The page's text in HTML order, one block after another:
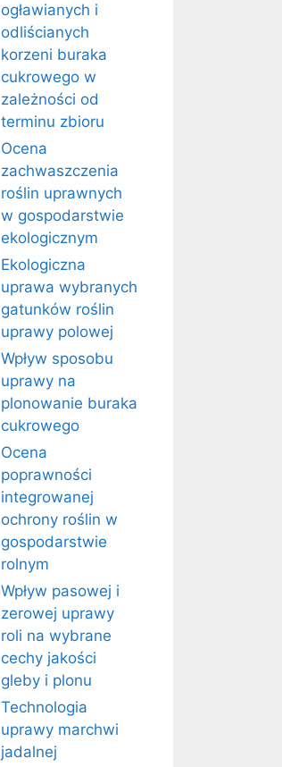
ogławianych i
odliścianych
korzeni buraka
cukrowego w
zależności od
terminu zbioru
Ocena
zachwaszczenia
roślin uprawnych
w gospodarstwie
ekologicznym
Ekologiczna
uprawa wybranych
gatunków roślin
uprawy polowej
Wpływ sposobu
uprawy na
plonowanie buraka
cukrowego
Ocena
poprawności
integrowanej
ochrony roślin w
gospodarstwie
rolnym
Wpływ pasowej i
zerowej uprawy
roli na wybrane
cechy jakości
gleby i plonu
Technologia
uprawy marchwi
jadalnej